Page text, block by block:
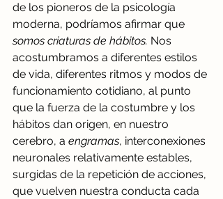
de los pioneros de la psicología
moderna, podríamos afirmar que
somos criaturas de hábitos. Nos
acostumbramos a diferentes estilos
de vida, diferentes ritmos y modos de
funcionamiento cotidiano, al punto
que la fuerza de la costumbre y los
hábitos dan origen, en nuestro
cerebro, a engramas, interconexiones
neuronales relativamente estables,
surgidas de la repetición de acciones,
que vuelven nuestra conducta cada